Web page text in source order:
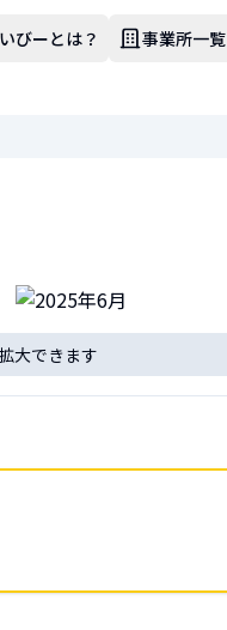
びーとは？ 事業所一覧
大できます